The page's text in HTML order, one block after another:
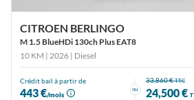
CITROEN BERLINGO
M 1.5 BlueHDi 130ch Plus EAT8
10 KM | 2026 | Diesel
Crédit bail à partir de
443 €/mois
ou
33,860 €TTC
24,500 €